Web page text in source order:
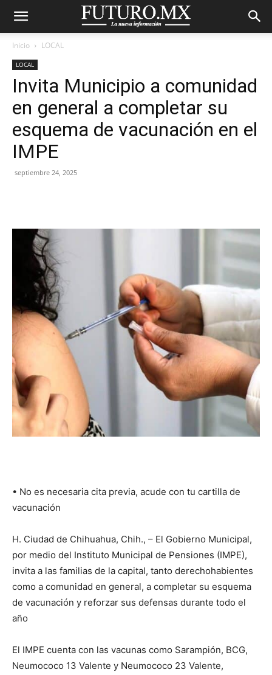
Inicio LOCAL
LOCAL
Invita Municipio a comunidad
en general a completar su
esquema de vacunación en el
IMPE
septiembre 24, 2025
•⁠ ⁠No es necesaria cita previa, acude con tu cartilla de
vacunación
H. Ciudad de Chihuahua, Chih., – El Gobierno Municipal,
por medio del Instituto Municipal de Pensiones (IMPE),
invita a las familias de la capital, tanto derechohabientes
como a comunidad en general, a completar su esquema
de vacunación y reforzar sus defensas durante todo el
año
El IMPE cuenta con las vacunas como Sarampión, BCG,
Neumococo 13 Valente y Neumococo 23 Valente,